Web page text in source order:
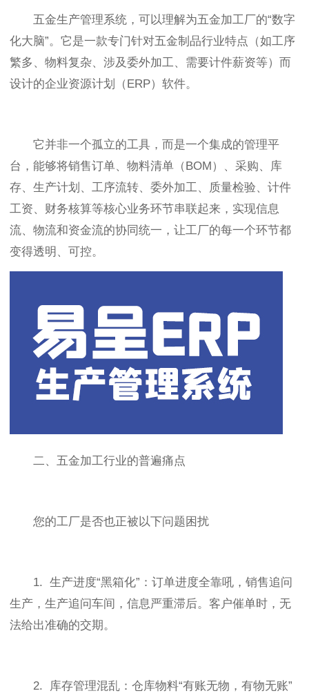
五金生产管理系统，可以理解为五金加工厂的“数字
化大脑”。它是一款专门针对五金制品行业特点（如工序
繁多、物料复杂、涉及委外加工、需要计件薪资等）而
设计的企业资源计划（ERP）软件。
它并非一个孤立的工具，而是一个集成的管理平
台，能够将销售订单、物料清单（BOM）、采购、库
存、生产计划、工序流转、委外加工、质量检验、计件
工资、财务核算等核心业务环节串联起来，实现信息
流、物流和资金流的协同统一，让工厂的每一个环节都
变得透明、可控。
二、五金加工行业的普遍痛点
您的工厂是否也正被以下问题困扰
1. 生产进度“黑箱化”：订单进度全靠吼，销售追问
生产，生产追问车间，信息严重滞后。客户催单时，无
法给出准确的交期。
2. 库存管理混乱：仓库物料“有账无物，有物无账”